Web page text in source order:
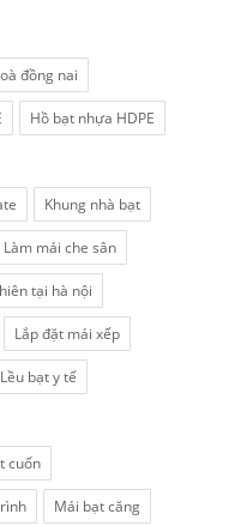
đồng nai
Hồ bạt nhựa HDPE
Khung nhà bạt
Làm mái che sân
tại hà nội
Lắp đặt mái xếp
Lều bạt y tế
cuốn
Mái bạt căng